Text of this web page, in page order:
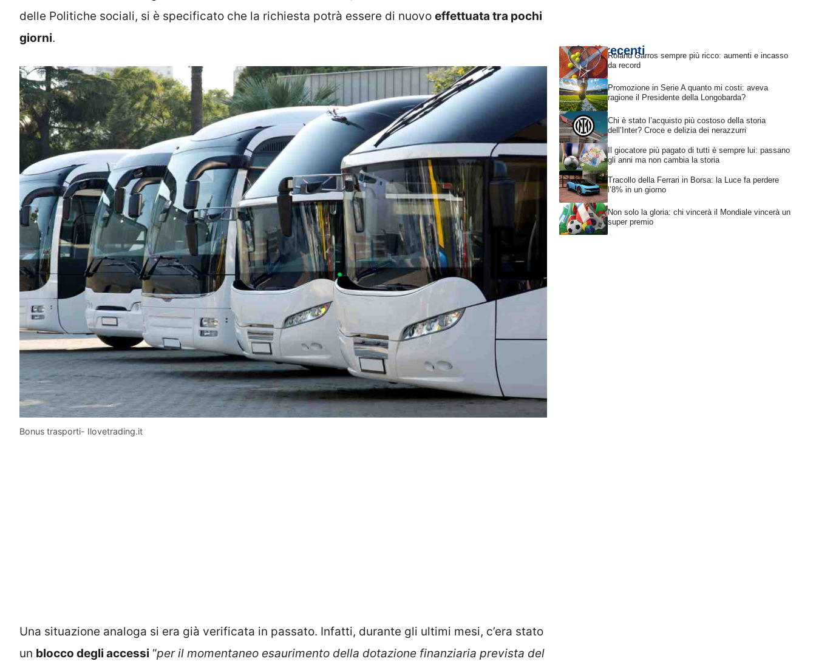
delle Politiche sociali, si è specificato che la richiesta potrà essere di nuovo effettuata tra pochi
giorni.
Bonus trasporti- Ilovetrading.it
Una situazione analoga si era già verificata in passato. Infatti, durante gli ultimi mesi, c’era stato
un blocco degli accessi “per il momentaneo esaurimento della dotazione finanziaria prevista del
Articoli recentiRoland Garros sempre più ricco: aumenti e incasso
da record
Promozione in Serie A quanto mi costi: aveva
ragione il Presidente della Longobarda?
Chi è stato l’acquisto più costoso della storia
dell’Inter? Croce e delizia dei nerazzurri
Il giocatore più pagato di tutti è sempre lui: passano
gli anni ma non cambia la storia
Tracollo della Ferrari in Borsa: la Luce fa perdere
l’8% in un giorno
Non solo la gloria: chi vincerà il Mondiale vincerà un
super premio